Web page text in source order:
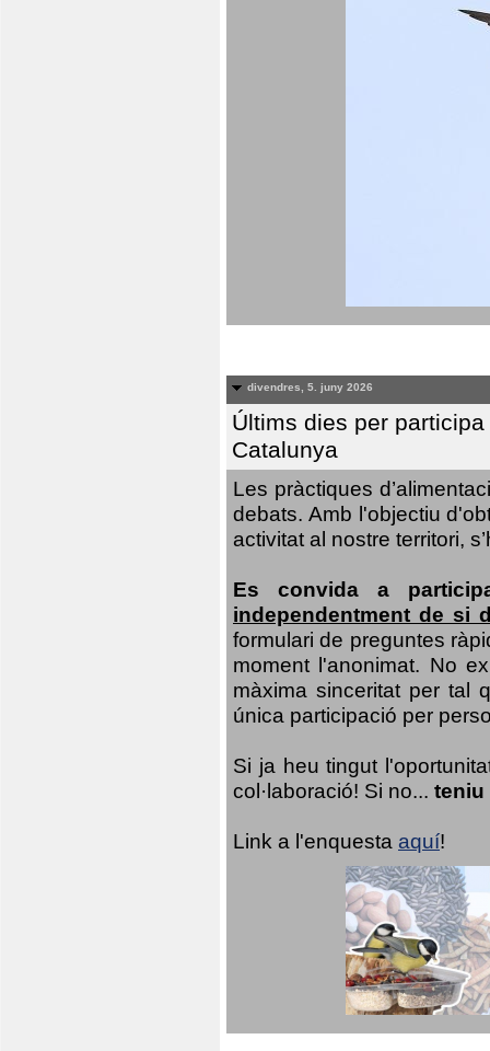
divendres, 5. juny 2026
Últims dies per
Catalunya
Les pràctiques
debats. Amb l'objectiu
activitat al nostre territori,
Es convida a
independentment de si
formulari de preguntes
moment l'anonimat. No
màxima sinceritat per tal
única participació per
Si ja heu tingut
col·laboració! Si no... teniu
Link a l'enquesta aquí!